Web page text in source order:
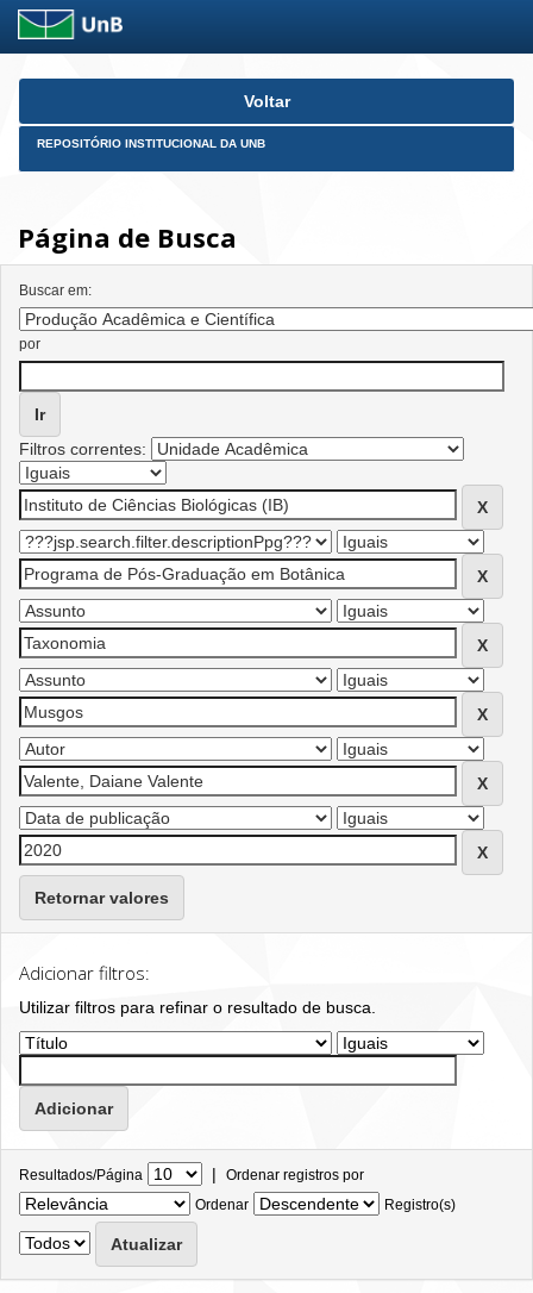
Skip
Voltar
REPOSITÓRIO INSTITUCIONAL DA UNB
Página de Busca
Buscar em:
por
Filtros correntes:
Retornar valores
Adicionar filtros:
Utilizar filtros para refinar o resultado de busca.
Resultados/Página | Ordenar registros por
Ordenar
Registro(s)